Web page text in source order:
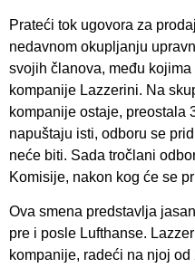
Prateći tok ugovora za
nedavnom okupljanju
svojih članova, među kojima
kompanije Lazzerini. Na
kompanije ostaje, preostala
napuštaju isti, odboru se
neće biti. Sada tročlani
Komisije, nakon kog će se
Ova smena predstavlja
pre i posle Lufthanse.
kompanije, radeći na njoj